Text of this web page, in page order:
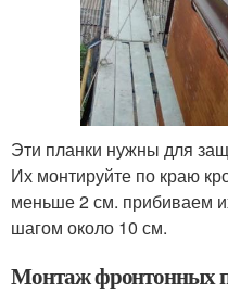
Эти планки нужны для
Их монтируйте по краю
меньше 2 см. прибиваем
шагом около 10 см.
Монтаж фронтонных